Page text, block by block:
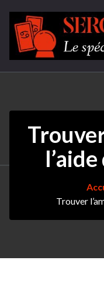
contenu
Trouver